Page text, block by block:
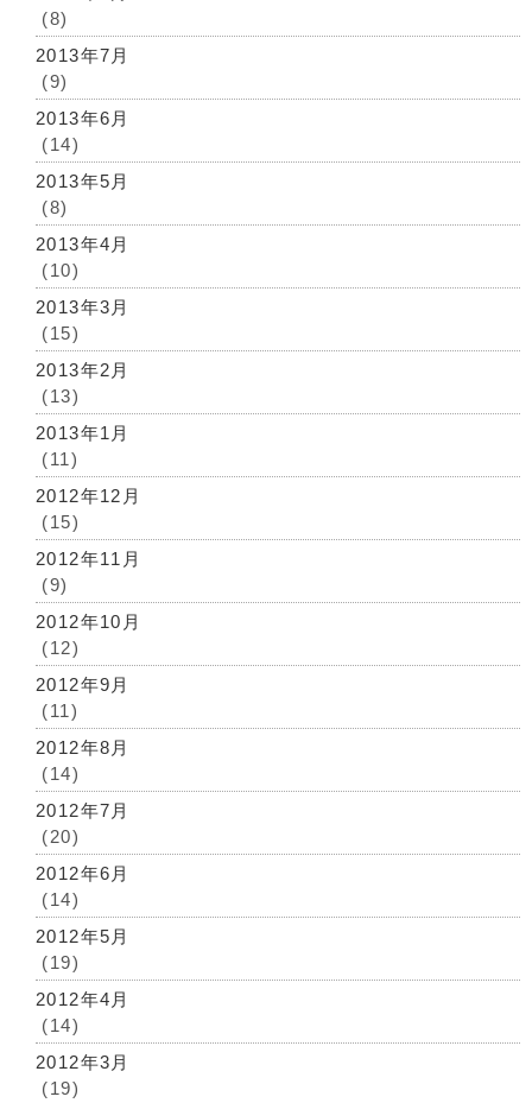
(8)
2013年7月
(9)
2013年6月
(14)
2013年5月
(8)
2013年4月
(10)
2013年3月
(15)
2013年2月
(13)
2013年1月
(11)
2012年12月
(15)
2012年11月
(9)
2012年10月
(12)
2012年9月
(11)
2012年8月
(14)
2012年7月
(20)
2012年6月
(14)
2012年5月
(19)
2012年4月
(14)
2012年3月
(19)